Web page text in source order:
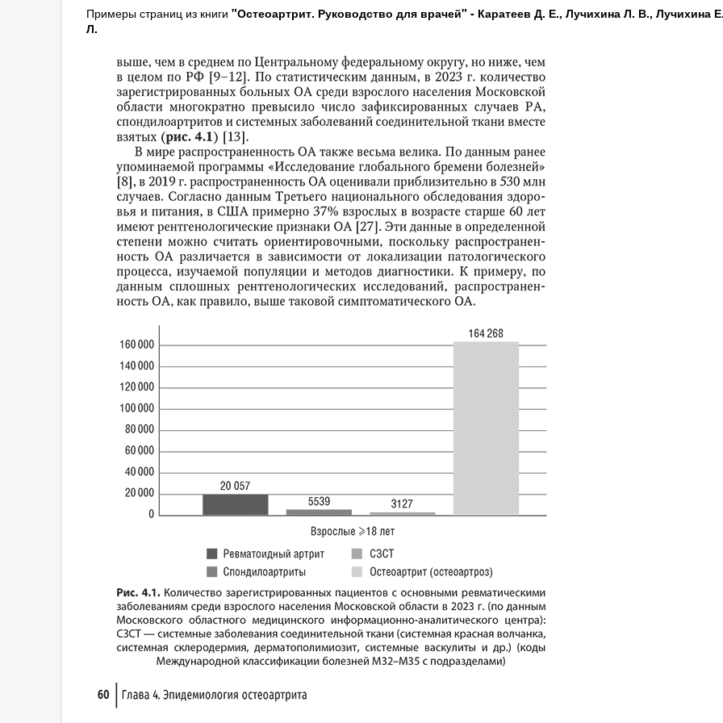
Примеры страниц из книги "Остеоартрит. Руководство для врачей" - Каратеев Д. Е., Лучихина Л. В., Лучихина
Л.